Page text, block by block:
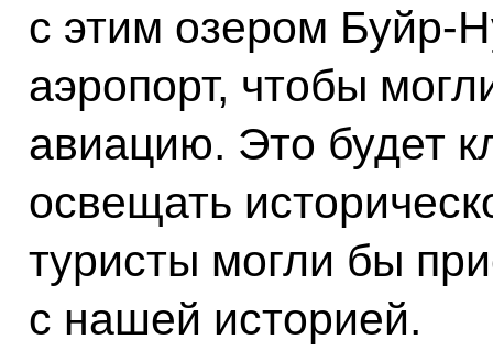
с этим озером Буйр-
аэропорт, чтобы
авиацию. Это будет
освещать
туристы могли бы
с нашей историей.